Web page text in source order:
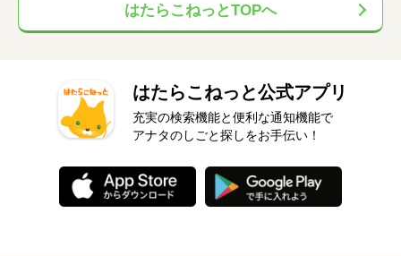
はたらこねっとTOPへ
はたらこねっと公式アプリ
充実の検索機能と便利な通知機能で
アナタのしごと探しをお手伝い！